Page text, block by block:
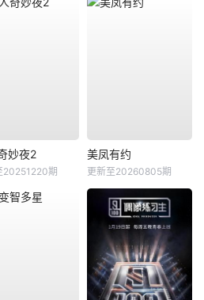
妙夜2
20251220期
美凤有约
更新至20260805期